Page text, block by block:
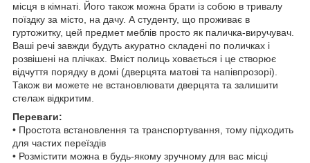
місця в кімнаті. Його також можна брати із собою в тривалу
поїздку за місто, на дачу. А студенту, що проживає в
гуртожитку, цей предмет меблів просто як паличка-виручувач.
Ваші речі завжди будуть акуратно складені по поличках і
розвішені на плічках. Вміст полиць ховається і це створює
відчуття порядку в домі (дверцята матові та напівпрозорі).
Також ви можете не встановлювати дверцята та залишити
стелаж відкритим.
Переваги:
• Простота встановлення та транспортування, тому підходить
для частих переїздів
• Розмістити можна в будь-якому зручному для вас місці